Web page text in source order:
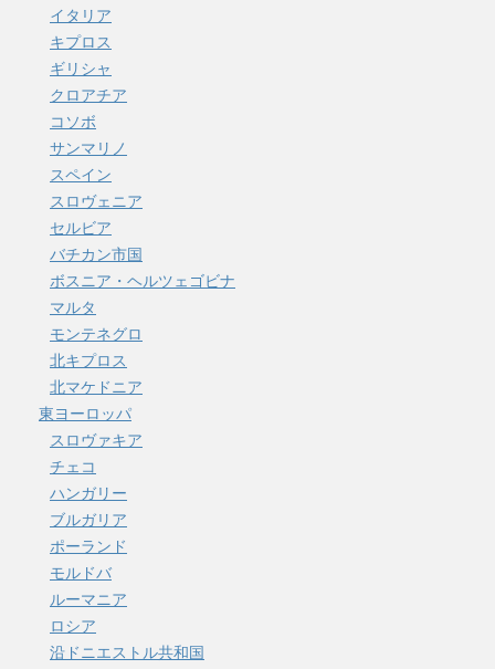
イタリア
キプロス
ギリシャ
クロアチア
コソボ
サンマリノ
スペイン
スロヴェニア
セルビア
バチカン市国
ボスニア・ヘルツェゴビナ
マルタ
モンテネグロ
北キプロス
北マケドニア
東ヨーロッパ
スロヴァキア
チェコ
ハンガリー
ブルガリア
ポーランド
モルドバ
ルーマニア
ロシア
沿ドニエストル共和国